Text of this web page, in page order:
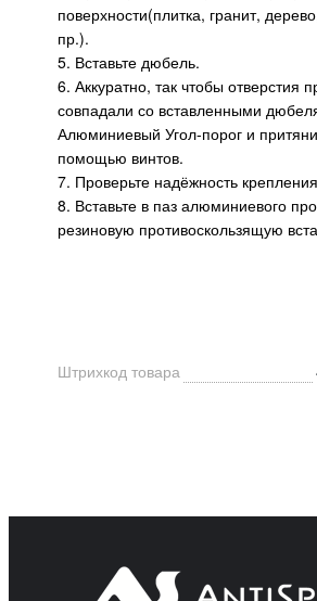
поверхности(плитка, гранит,
пр.).
5. Вставьте дюбель.
6. Аккуратно, так чтобы отверстия
совпадали со вставленными
Алюминиевый Угол-порог и
помощью винтов.
7. Проверьте надёжность
8. Вставьте в паз алюминиевого
резиновую противоскользящую
Штрихкод товара